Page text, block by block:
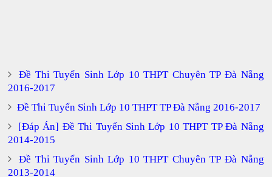
Đề Thi Tuyển Sinh Lớp 10 THPT Chuyên TP Đà Nẵng
2016-2017
Đề Thi Tuyển Sinh Lớp 10 THPT TP Đà Nẵng 2016-2017
[Đáp Án] Đề Thi Tuyển Sinh Lớp 10 THPT TP Đà Nẵng
2014-2015
Đề Thi Tuyển Sinh Lớp 10 THPT Chuyên TP Đà Nẵng
2013-2014